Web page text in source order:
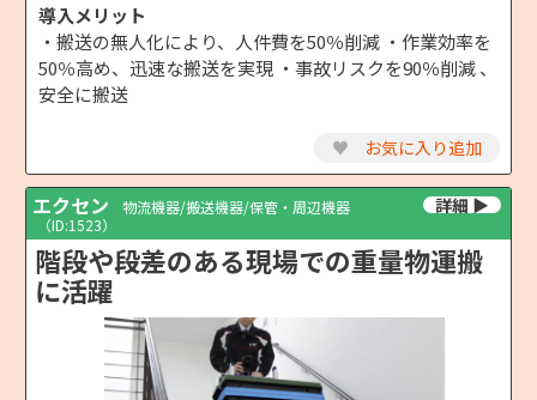
導入メリット
・搬送の無人化により、人件費を50％削減 ・作業効率を
50％高め、迅速な搬送を実現 ・事故リスクを90％削減 、
安全に搬送
♥ お気に入り追加
エクセン
物流機器/搬送機器/保管・周辺機器
（ID:1523）
階段や段差のある現場での重量物運搬
に活躍